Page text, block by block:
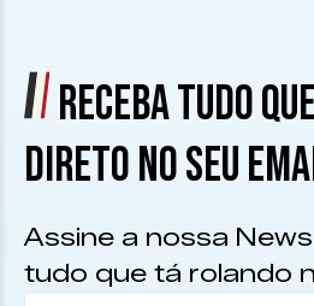
RECEBA TUDO
DIRETO NO SEU
Assine a nossa
tudo que tá rolando